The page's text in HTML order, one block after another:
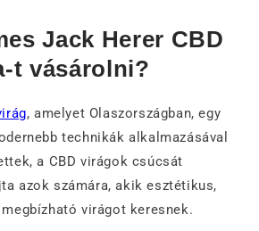
Jack Herer CBD
t vásárolni?
, amelyet Olaszországban, egy
technikák alkalmazásával
a CBD virágok csúcsát
azok számára, akik esztétikus,
virágot keresnek.